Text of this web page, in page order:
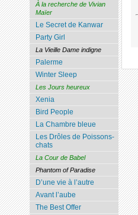
À la recherche de Vivian
Maïer
Le Secret de Kanwar
Party Girl
La Vieille Dame indigne
Palerme
Winter Sleep
Les Jours heureux
Xenia
Bird People
La Chambre bleue
Les Drôles de Poissons-
chats
La Cour de Babel
Phantom of Paradise
D’une vie à l’autre
Avant l’aube
The Best Offer